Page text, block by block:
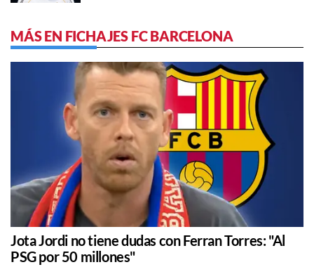
MÁS EN FICHAJES FC BARCELONA
Jota Jordi no tiene dudas con Ferran Torres: "Al
PSG por 50 millones"